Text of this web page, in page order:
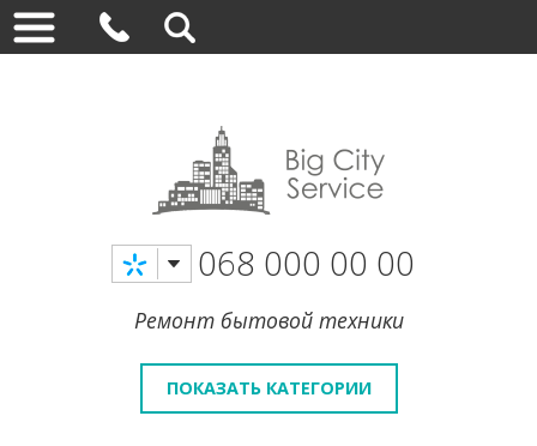
068 000 00 00
Ремонт бытовой техники
ПОКАЗАТЬ КАТЕГОРИИ